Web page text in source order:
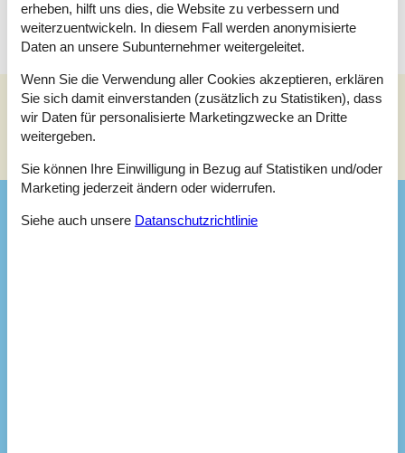
Siehe Häuser nebenan
Ausstattung
erheben, hilft uns dies, die Website zu verbessern und
weiterzuentwickeln. In diesem Fall werden anonymisierte
Daten an unsere Subunternehmer weitergeleitet.
Wenn Sie die Verwendung aller Cookies akzeptieren, erklären
Sie sich damit einverstanden (zusätzlich zu Statistiken), dass
wir Daten für personalisierte Marketingzwecke an Dritte
weitergeben.
Sie können Ihre Einwilligung in Bezug auf Statistiken und/oder
Marketing jederzeit ändern oder widerrufen.
Siehe auch unsere Datanschutzrichtlinie